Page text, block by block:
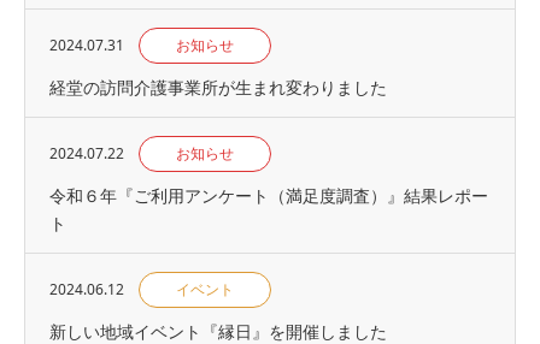
2024.07.31 お知らせ
経堂の訪問介護事業所が生まれ変わりました
2024.07.22 お知らせ
令和６年『ご利用アンケート（満足度調査）』結果レポー
ト
2024.06.12 イベント
新しい地域イベント『縁日』を開催しました